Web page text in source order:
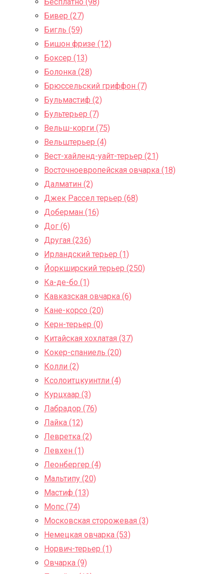
Бивер (27)
Бигль (59)
Бишон фризе (12)
Боксер (13)
Болонка (28)
Брюссельский гриффон (7)
Бульмастиф (2)
Бультерьер (7)
Вельш-корги (75)
Вельштерьер (4)
Вест-хайленд-уайт-терьер (21)
Восточноевропейская овчарка (18)
Далматин (2)
Джек Рассел терьер (68)
Доберман (16)
Дог (6)
Другая (236)
Ирландский терьер (1)
Йоркширский терьер (250)
Ка-де-бо (1)
Кавказская овчарка (6)
Кане-корсо (20)
Керн-терьер (0)
Китайская хохлатая (37)
Кокер-спаниель (20)
Колли (2)
Ксолоитцкуинтли (4)
Курцхаар (3)
Лабрадор (76)
Лайка (12)
Левретка (2)
Левхен (1)
Леонбергер (4)
Мальтипу (20)
Мастиф (13)
Мопс (74)
Московская сторожевая (3)
Немецкая овчарка (53)
Норвич-терьер (1)
Овчарка (9)